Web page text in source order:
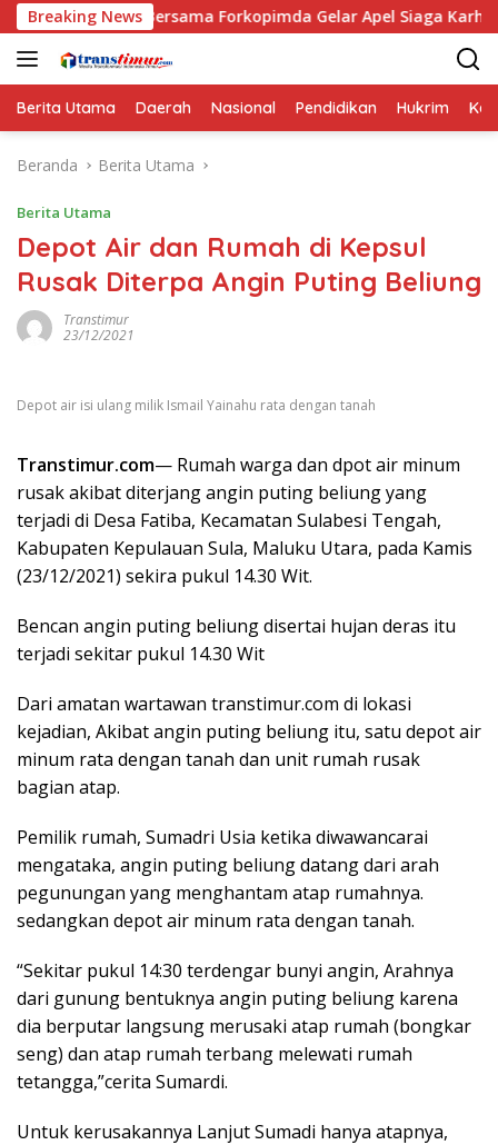
Langsung
ke
konten
Breaking News
Bersama Forkopimda Gelar Apel Siaga Karhutla
Berita Utama Daerah Nasional Pendidikan Hukrim
Beranda Berita Utama
Berita Utama
Depot Air dan Rumah di Kepsul
Rusak Diterpa Angin Puting Beliung
Transtimur
23/12/2021
Depot air isi ulang milik Ismail Yainahu rata dengan tanah
Transtimur.com— Rumah warga dan dpot air minum
rusak akibat diterjang angin puting beliung yang
terjadi di Desa Fatiba, Kecamatan Sulabesi Tengah,
Kabupaten Kepulauan Sula, Maluku Utara, pada Kamis
(23/12/2021) sekira pukul 14.30 Wit.
Bencan angin puting beliung disertai hujan deras itu
terjadi sekitar pukul 14.30 Wit
Dari amatan wartawan transtimur.com di lokasi
kejadian, Akibat angin puting beliung itu, satu depot air
minum rata dengan tanah dan unit rumah rusak
bagian atap.
Pemilik rumah, Sumadri Usia ketika diwawancarai
mengataka, angin puting beliung datang dari arah
pegunungan yang menghantam atap rumahnya.
sedangkan depot air minum rata dengan tanah.
“Sekitar pukul 14:30 terdengar bunyi angin, Arahnya
dari gunung bentuknya angin puting beliung karena
dia berputar langsung merusaki atap rumah (bongkar
seng) dan atap rumah terbang melewati rumah
tetangga,”cerita Sumardi.
Untuk kerusakannya Lanjut Sumadi hanya atapnya,